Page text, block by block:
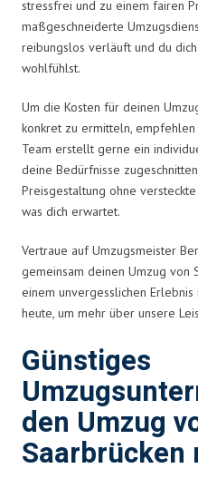
stressfrei und zu einem fairen
maßgeschneiderte
reibungslos verläuft und du
wohlfühlst.
Um die Kosten für deinen
konkret zu ermitteln,
Team erstellt gerne ein
deine Bedürfnisse
Preisgestaltung ohne
was dich erwartet.
Vertraue auf Umzugsmeister
gemeinsam deinen Umzug von
einem unvergesslichen Erlebnis
heute, um mehr über unsere
Günstiges
den Umzug
Saarbrücken